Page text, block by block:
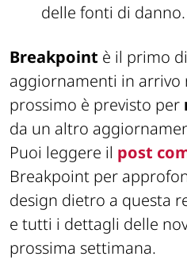
delle fonti di danno.
Breakpoint è il primo
aggiornamenti in arrivo
prossimo è previsto per
da un altro
Puoi leggere il post
Breakpoint per
design dietro a questa
e tutti i dettagli delle
prossima settimana.